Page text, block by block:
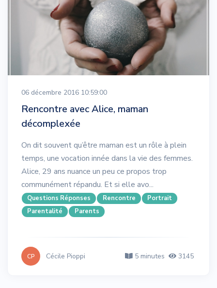
06 décembre 2016 10:59:00
Rencontre avec Alice, maman
décomplexée
On dit souvent qu’être maman est un rôle à plein
temps, une vocation innée dans la vie des femmes.
Alice, 29 ans nuance un peu ce propos trop
communément répandu. Et si elle avo...
Questions Réponses Rencontre
Portrait
Parentalité
Parents
CP Cécile Pioppi 5 minutes 3145